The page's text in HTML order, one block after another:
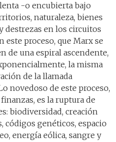
-o encubierta bajo
naturaleza, bienes
destrezas en los circuitos
este proceso, que Marx se
de una espiral ascendente,
la misma
de la llamada
novedoso de este proceso,
es la ruptura de
biodiversidad, creación
códigos genéticos, espacio
energía eólica, sangre y